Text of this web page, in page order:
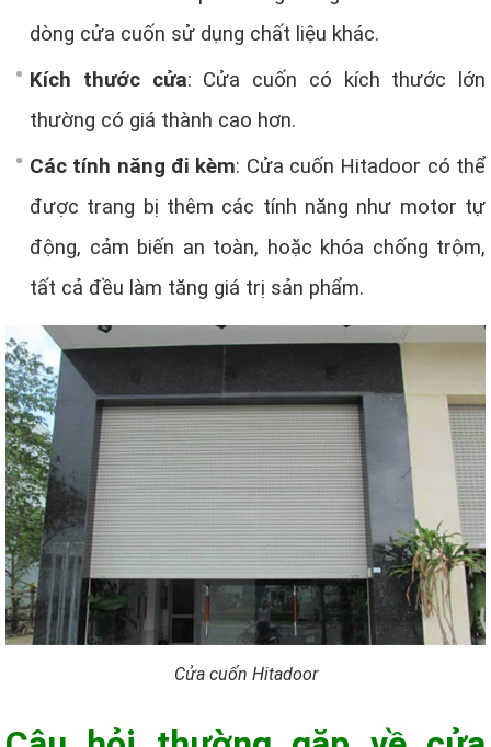
dòng cửa cuốn sử dụng chất liệu khác.
Kích thước cửa: Cửa cuốn có kích thước lớn
thường có giá thành cao hơn.
Các tính năng đi kèm: Cửa cuốn Hitadoor có thể
được trang bị thêm các tính năng như motor tự
động, cảm biến an toàn, hoặc khóa chống trộm,
tất cả đều làm tăng giá trị sản phẩm.
Cửa cuốn Hitadoor